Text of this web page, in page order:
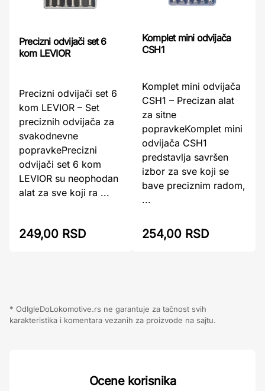
Precizni odvijači set 6
kom LEVIOR
Precizni odvijači set 6
kom LEVIOR – Set
preciznih odvijača za
svakodnevne
popravkePrecizni
odvijači set 6 kom
LEVIOR su neophodan
alat za sve koji ra ...
249,00 RSD
Komplet mini odvijača
CSH1
Komplet mini odvijača
CSH1 – Precizan alat
za sitne
popravkeKomplet mini
odvijača CSH1
predstavlja savršen
izbor za sve koji se
bave preciznim radom,
...
254,00 RSD
* OdIgleDoLokomotive.rs ne garantuje za tačnost svih
karakteristika i komentara vezanih za proizvode na sajtu.
Ocene korisnika